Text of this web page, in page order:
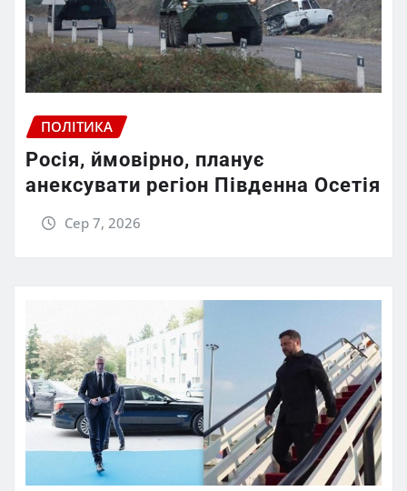
ПОЛІТИКА
Росія, ймовірно, планує
анексувати регіон Південна Осетія
Сер 7, 2026